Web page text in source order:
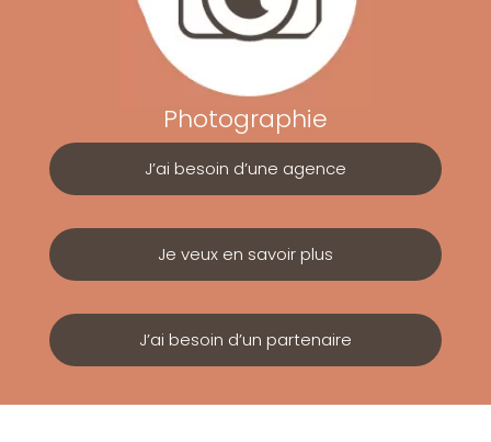
Photographie
J’ai besoin d’une agence
Je veux en savoir plus
J’ai besoin d’un partenaire